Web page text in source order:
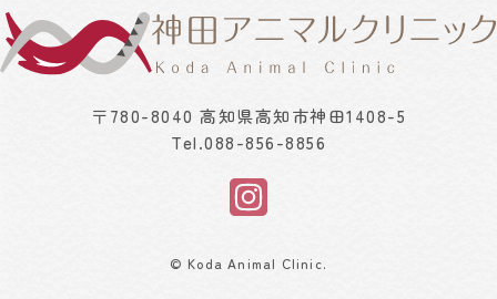
〒780-8040 高知県高知市神田1408-5
Tel.088-856-8856
© Koda Animal Clinic.